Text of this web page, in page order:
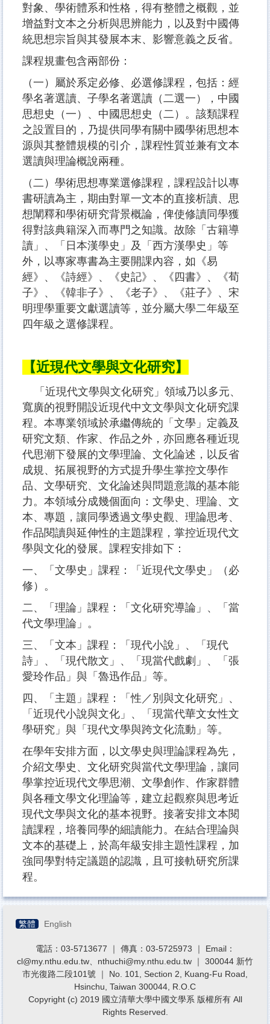
對象、學術體系和性格，得有整體之概觀，並
增益對文本之分析與思辨能力，以及對中國傳
統思想宗旨與其發展本末、影響意義之反省。
課程規畫包含兩部份：
（一）屬於系定必修、必選修課程，包括：經
學名著選讀、子學名著選讀（二選一），中國
思想史（一）、中國思想史（二）。該類課程
之設置目的，乃提供同學有關中國學術思想本
源與其整體規模的引介，課程性質並兼有文本
選讀與理論概說兩種。
（二）學術思想專業選修課程，課程設計以專
書研讀為主，期由對單一文本的直接析讀、思
想闡釋和學術研究背景概論，俾使修讀同學獲
得對該典籍深入而專門之知識。故除「古籍導
讀」、「日本漢學史」及「西方漢學史」等
外，以專家專書為主要開課內容，如《易
經》、《詩經》、《史記》、《四書》、《荀
子》、《韓非子》、《老子》、《莊子》、宋
明理學重要文獻選讀等，並分屬大學二年級至
四年級之選修課程。
【近現代文學與文化研究】
「近現代文學與文化研究」領域乃以多元、
寬廣的視野開設近現代中文文學與文化研究課
程。本專業領域於承繼傳統的「文學」定義及
研究文類、作家、作品之外，亦回應各種近現
代思潮下發展的文學理論、文化論述，以反省
成規、拓展視野的方式提升學生掌控文學作
品、文學研究、文化論述與問題意識的基本能
力。本領域分成幾個面向：文學史、理論、文
本、專題，讓同學透過文學史觀、理論思考、
作品閱讀與延伸性的主題課程，掌控近現代文
學與文化的發展。課程安排如下：
一、「文學史」課程：「近現代文學史」（必
修）。
二、「理論」課程：「文化研究導論」、「當
代文學理論」。
三、「文本」課程：「現代小說」、「現代
詩」、「現代散文」、「現當代戲劇」、「張
愛玲作品」與「魯迅作品」等。
四、「主題」課程：「性／別與文化研究」、
「近現代小說與文化」、「現當代華文女性文
學研究」與「現代文學與跨文化流動」等。
在學年安排方面，以文學史與理論課程為先，
介紹文學史、文化研究與當代文學理論，讓同
學掌控近現代文學思潮、文學創作、作家群體
與各種文學文化理論等，建立起觀察與思考近
現代文學與文化的基本視野。接著安排文本閱
讀課程，培養同學的細讀能力。在結合理論與
文本的基礎上，於高年級安排主題性課程，加
強同學對特定議題的認識，且可接軌研究所課
程。
繁體 English
電話：03-5713677 ｜ 傳真：03-5725973 ｜ Email：
cl@my.nthu.edu.tw、nthuchi@my.nthu.edu.tw ｜ 300044 新竹
市光復路二段101號 ｜ No. 101, Section 2, Kuang-Fu Road,
Hsinchu, Taiwan 300044, R.O.C
Copyright (c) 2019 國立清華大學中國文學系 版權所有 All
Rights Reserved.